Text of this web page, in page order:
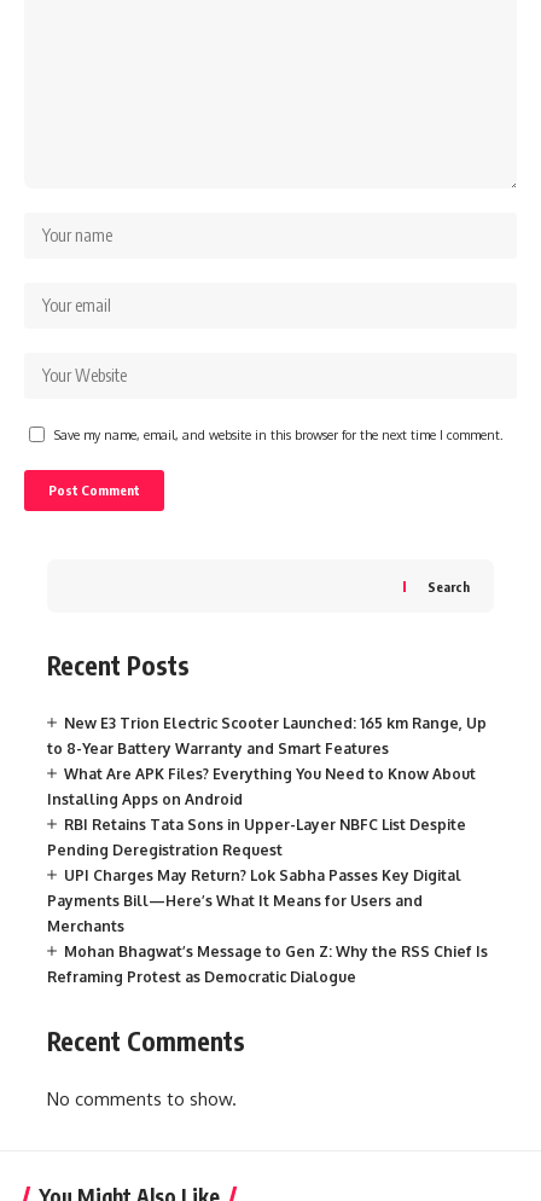
Save my name, email, and website in this browser for the next time I comment.
Search
Recent Posts
New E3 Trion Electric Scooter Launched: 165 km Range, Up
to 8-Year Battery Warranty and Smart Features
What Are APK Files? Everything You Need to Know About
Installing Apps on Android
RBI Retains Tata Sons in Upper-Layer NBFC List Despite
Pending Deregistration Request
UPI Charges May Return? Lok Sabha Passes Key Digital
Payments Bill—Here’s What It Means for Users and
Merchants
Mohan Bhagwat’s Message to Gen Z: Why the RSS Chief Is
Reframing Protest as Democratic Dialogue
Recent Comments
No comments to show.